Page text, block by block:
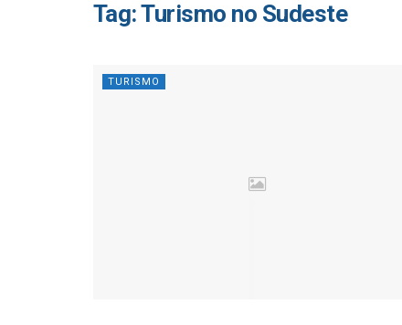
Tag:Turismo no Sudeste
TURISMO